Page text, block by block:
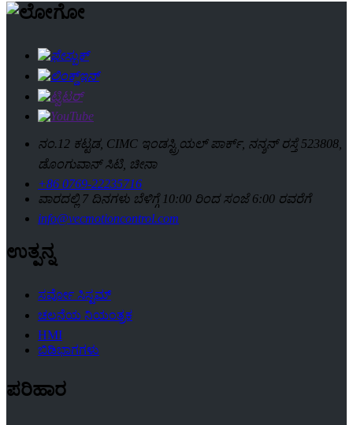
ನಂ.12 ಕಟ್ಟಡ, CIMC ಇಂಡಸ್ಟ್ರಿಯಲ್ ಪಾರ್ಕ್, ನನ್ಶನ್ ರಸ್ತೆ 523808,
ಡೊಂಗುವಾನ್ ಸಿಟಿ, ಚೀನಾ
+86 0769-22235716
ವಾರದಲ್ಲಿ 7 ದಿನಗಳು ಬೆಳಿಗ್ಗೆ 10:00 ರಿಂದ ಸಂಜೆ 6:00 ರವರೆಗೆ
info@vecmotioncontrol.com
ಉತ್ಪನ್ನ
ಸರ್ವೋ ಸಿಸ್ಟಮ್
ಚಲನೆಯ ನಿಯಂತ್ರಕ
HMI
ಬಿಡಿಭಾಗಗಳು
ಪರಿಹಾರ